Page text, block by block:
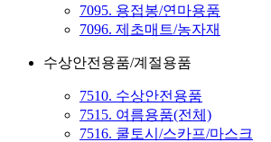
7095. 용접봉/연마용품
7096. 제초매트/농자재
수상안전용품/계절용품
7510. 수상안전용품
7515. 여름용품(전체)
7516. 쿨토시/스카프/마스크